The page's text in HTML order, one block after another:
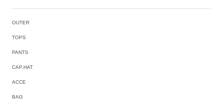
OUTER
TOPS
PANTS
CAP,HAT
ACCE
BAG